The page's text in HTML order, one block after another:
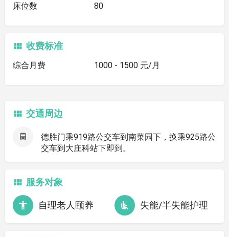
床位数 80
收费标准
综合月费 1000 - 1500 元/月
交通周边
德胜门乘919路公交车到南菜园下，换乘925路公
交车到大庄科站下即到。
服务对象
自理老人颐养 失能/半失能护理